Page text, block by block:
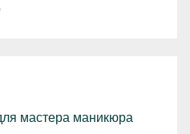
мастера маникюра